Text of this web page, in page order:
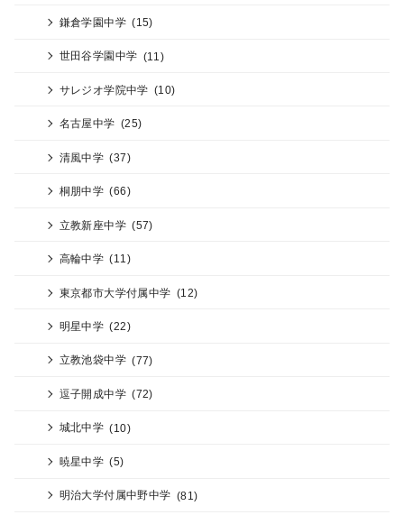
鎌倉学園中学 (15)
世田谷学園中学 (11)
サレジオ学院中学 (10)
名古屋中学 (25)
清風中学 (37)
桐朋中学 (66)
立教新座中学 (57)
高輪中学 (11)
東京都市大学付属中学 (12)
明星中学 (22)
立教池袋中学 (77)
逗子開成中学 (72)
城北中学 (10)
暁星中学 (5)
明治大学付属中野中学 (81)